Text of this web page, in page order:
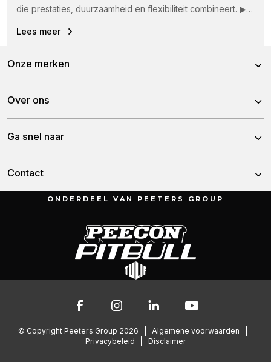
die prestaties, duurzaamheid en flexibiliteit combineert. ▶
Lees meer
Onze merken
Tulip
Over ons
Team
Ga snel naar
Contact
Munnikenheiweg 47
076 – 504 6666
info@peetersgroup.com
ONDERDEEL VAN PEETERS GROUP
© Copyright Peeters Group 2026
Algemene voorwaarden
Privacybeleid
Disclaimer